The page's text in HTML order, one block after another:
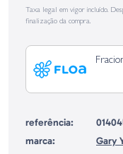
Taxa legal em vigor incluído.
finalização da compra.
referência:
marca:
Gary